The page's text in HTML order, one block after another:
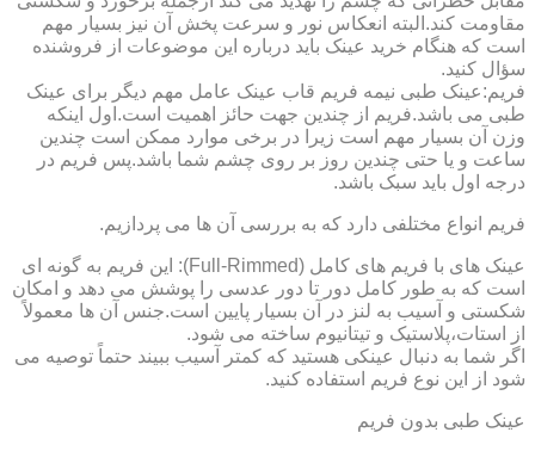
مقاومت کند.البته انعکاس نور و سرعت پخش آن نیز بسیار مهم
است که هنگام خرید عینک باید درباره این موضوعات از فروشنده
سؤال کنید.
فریم:عینک طبی نیمه فریم قاب عینک عامل مهم دیگر برای عینک
طبی می باشد.فریم از چندین جهت حائز اهمیت است.اول اینکه
وزن آن بسیار مهم است زیرا در برخی موارد ممکن است چندین
ساعت و یا حتی چندین روز بر روی چشم شما باشد.پس فریم در
درجه اول باید سبک باشد.
فریم انواع مختلفی دارد که به بررسی آن ها می پردازیم.
عینک های با فریم های کامل (Full-Rimmed): این فریم به گونه ای
است که به طور کامل دور تا دور عدسی را پوشش می دهد و امکان
شکستی و آسیب به لنز در آن بسیار پایین است.جنس آن ها معمولاً
از استات،پلاستیک و تیتانیوم ساخته می شود.
اگر شما به دنبال عینکی هستید که کمتر آسیب ببیند حتماً توصیه می
شود از این نوع فریم استفاده کنید.
عینک طبی بدون فریم